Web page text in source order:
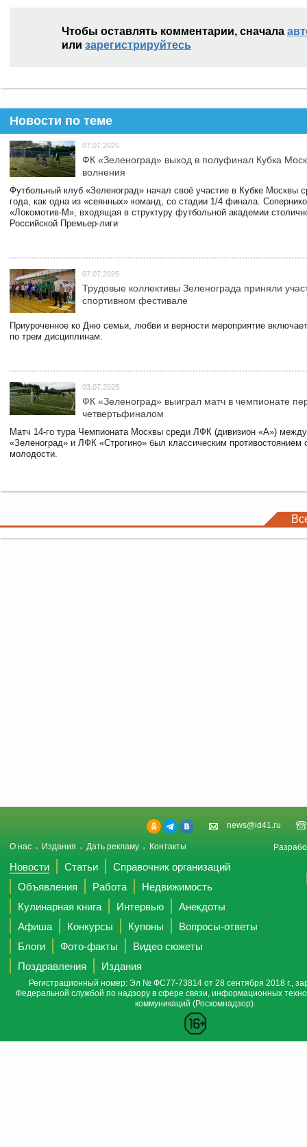
Чтобы оставлять комментарии, сначала
или зарегистрируйтесь
Новости по теме
07.07.2025
ФК «Зеленоград» выход в полуфинал Кубка
волнения
Футбольный клуб «Зеленоград» начал своё участие в Кубке Москвы
года, как одна из «сеянных» команд, со стадии 1/4 финала.
«Локомотив-М», входящая в структуру футбольной академии
Российской Премьер-лиги
07.07.2025
Трудовые коллективы Зеленограда приняли
спортивном фестивале
Приуроченное ко Дню семьи, любви и верности мероприятие
по трем дисциплинам.
03.07.2025
ФК «Зеленоград» выиграл матч в чемпионате
четвертьфиналом
Матч 14-го тура Чемпионата Москвы среди ЛФК (дивизион «А»)
«Зеленоград» и ЛФК «Строгино» был классическим противостоянием
молодости.
news@id41.ru
О нас Издания Дать рекламу Контакты
Новости Статьи
Справочник организаций
Объявления
Работа
Недвижимость
Кулинарная книга
Интервью
Анекдоты
Афиша
Конкурсы Купоны
Вопросы-ответы
Блоги
Фото-факты
Видео сюжеты
Поздравления
Издания
Регистрационный номер: Эл № ФС77-73814 от 28 сентября 2018 г.,
Федеральной службой по надзору в сфере связи, информационных
коммуникаций (Роскомнадзор).